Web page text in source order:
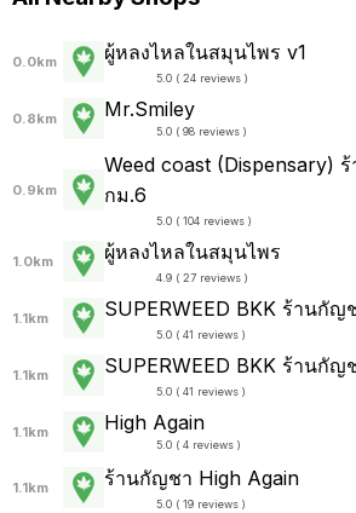
0.0km ผู้หลงไหลในสมุนไพร v1
5.0 ( 24 reviews )
0.8km Mr.Smiley
5.0 ( 98 reviews )
0.9km
Weed coast (Dispensary)
กม.6
5.0 ( 104 reviews )
1.0km ผู้หลงไหลในสมุนไพร
4.9 ( 27 reviews )
1.1km SUPERWEED BKK ร้านกั
5.0 ( 41 reviews )
1.1km SUPERWEED BKK ร้านกั
5.0 ( 41 reviews )
1.1km High Again
5.0 ( 4 reviews )
1.1km ร้านกัญชา High Again
5.0 ( 19 reviews )